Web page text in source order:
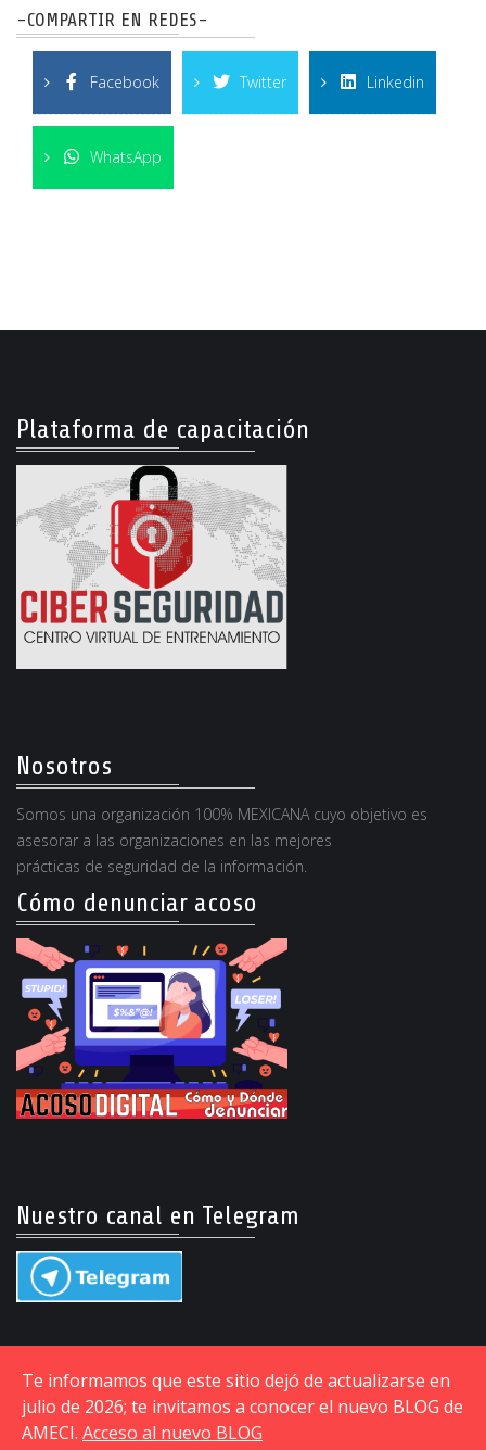
-COMPARTIR EN REDES-
Facebook Twitter Linkedin
WhatsApp
Plataforma de capacitación
Nosotros
Somos una organización 100% MEXICANA cuyo objetivo es
asesorar a las organizaciones en las mejores
prácticas de seguridad de la información.
Cómo denunciar acoso
Nuestro canal en Telegram
© Copyright © 2015-2026 Asociación Mexicana de
Te informamos que este sitio dejó de actualizarse en
julio de 2026; te invitamos a conocer el nuevo BLOG de
AMECI. Acceso al nuevo BLOG